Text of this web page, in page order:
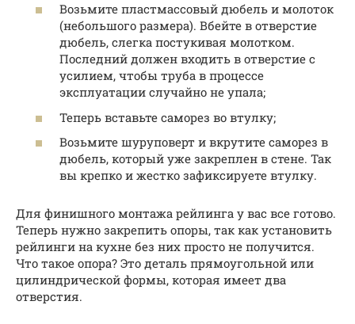
Возьмите пластмассовый дюбель и молоток
(небольшого размера). Вбейте в отверстие
дюбель, слегка постукивая молотком.
Последний должен входить в отверстие с
усилием, чтобы труба в процессе
эксплуатации случайно не упала;
Теперь вставьте саморез во втулку;
Возьмите шуруповерт и вкрутите саморез в
дюбель, который уже закреплен в стене. Так
вы крепко и жестко зафиксируете втулку.
Для финишного монтажа рейлинга у вас все готово.
Теперь нужно закрепить опоры, так как установить
рейлинги на кухне без них просто не получится.
Что такое опора? Это деталь прямоугольной или
цилиндрической формы, которая имеет два
отверстия.